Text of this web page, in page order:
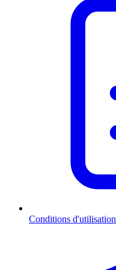
Conditions d'utilisation